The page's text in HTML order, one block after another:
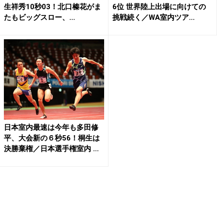
生祥秀10秒03！北口榛花がま
たもビッグスロー、...
6位 世界陸上出場に向けての
挑戦続く／WA室内ツア...
日本室内最速は今年も多田修
平、大会新の６秒56！桐生は
決勝棄権／日本選手権室内 ...